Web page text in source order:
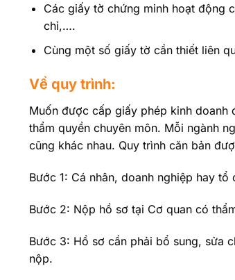
Các giấy tờ chứng minh hoạt động
chỉ,….
Cùng một số giấy tờ cần thiết liên
Về quy trình:
Muốn được cấp giấy phép kinh doanh
thẩm quyền chuyên môn. Mỗi ngành
cũng khác nhau. Quy trình căn bản
Bước 1: Cá nhân, doanh nghiệp hay
Bước 2: Nộp hồ sơ tại Cơ quan có
Bước 3: Hồ sơ cần phải bổ sung, sửa
nộp.